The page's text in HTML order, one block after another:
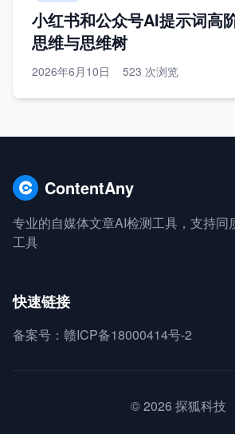
小红书和公众号AI提示词高
思维与思维树
2026年6月10日 523 次浏览
ContentAny
专业的自媒体文章AI检测工具，支持同
工具
快速链接
备案号：赣ICP备18000414号-2
© 2026 探狐科技